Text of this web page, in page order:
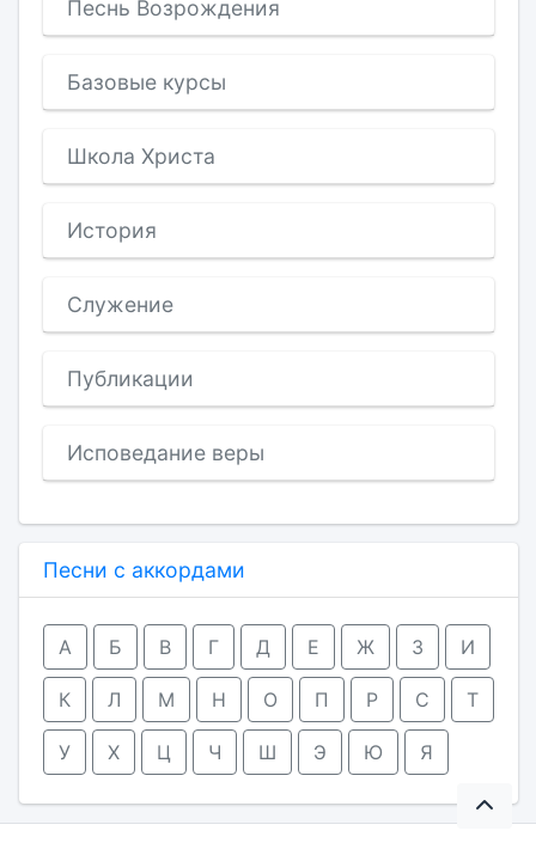
Песнь Возрождения
Базовые курсы
Школа Христа
История
Служение
Публикации
Исповедание веры
Песни с аккордами
А Б В Г Д Е Ж З И
К Л М Н О П Р С Т
У Х Ц Ч Ш Э Ю Я